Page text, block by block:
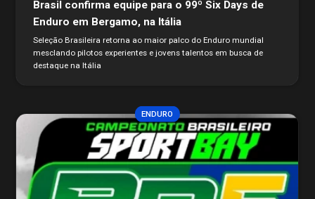
Brasil confirma equipe para o 99º Six Days de
Enduro em Bergamo, na Itália
Seleção Brasileira retorna ao maior palco do Enduro mundial
mesclando pilotos experientes e jovens talentos em busca de
destaque na Itália
ENDURO